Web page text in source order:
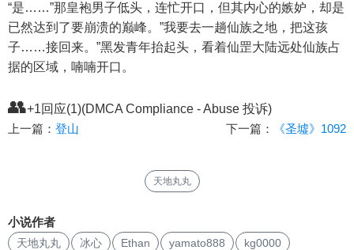
“是……”那皇袍男子低头，连忙开口，但其内心的嫉妒，却是
已然达到了要崩溃的巅峰。”我要去一趟仙族之地，把这孩
子……接回来。”黑发青年抬起头，看着仙罡大陆远处仙族占
据的区域，喃喃开口。
👥+1回应(1)(DMCA Compliance - Abuse 投诉)
上一篇： 登山 下一篇： 《圣墟》1092
天地丸丸
小说作者
天地丸丸 冰心 Ethan yamato888 kg0000